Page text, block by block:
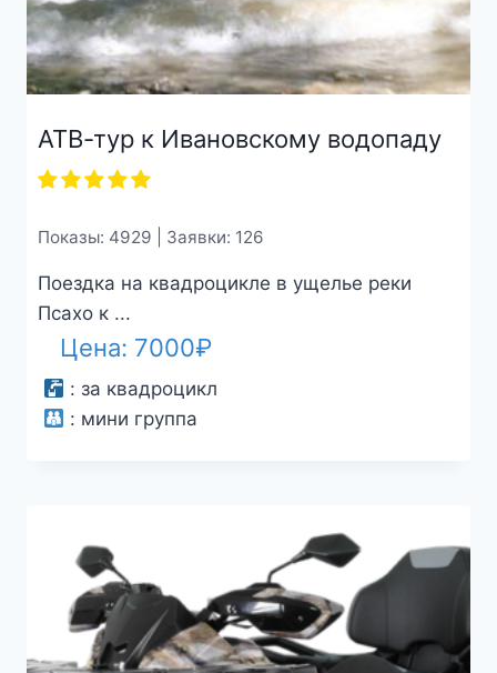
АТВ-тур к Ивановскому водопаду
Показы: 4929 | Заявки: 126
Поездка на квадроцикле в ущелье реки
Псахо к ...
Цена: 7000₽
: за квадроцикл
: мини группа